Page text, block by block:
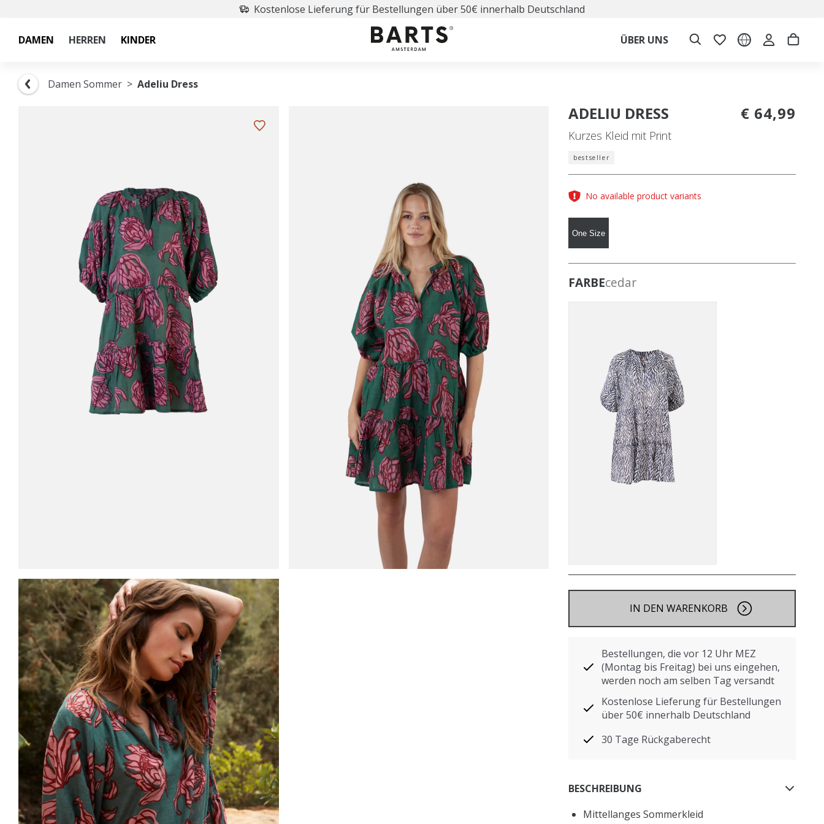
Kostenlose Lieferung für Bestellungen über 50€ innerhalb Deutschland
DAMEN HERREN KINDER ÜBER UNS
Damen Sommer Adeliu Dress
ADELIU DRESS
Kurzes Kleid mit Print
€ 64,99
bestseller
No available product variants
One Size
FARBEcedar
IN DEN WARENKORB
Bestellungen, die vor 12 Uhr MEZ
(Montag bis Freitag) bei uns eingehen,
werden noch am selben Tag versandt
Kostenlose Lieferung für Bestellungen
über 50€ innerhalb Deutschland
30 Tage Rückgaberecht
BESCHREIBUNG
Mittellanges Sommerkleid